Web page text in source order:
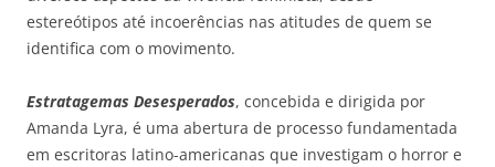
estereótipos até incoerências nas atitudes de quem se
identifica com o movimento.
Estratagemas Desesperados, concebida e dirigida por
Amanda Lyra, é uma abertura de processo fundamentada
em escritoras latino-americanas que investigam o horror e